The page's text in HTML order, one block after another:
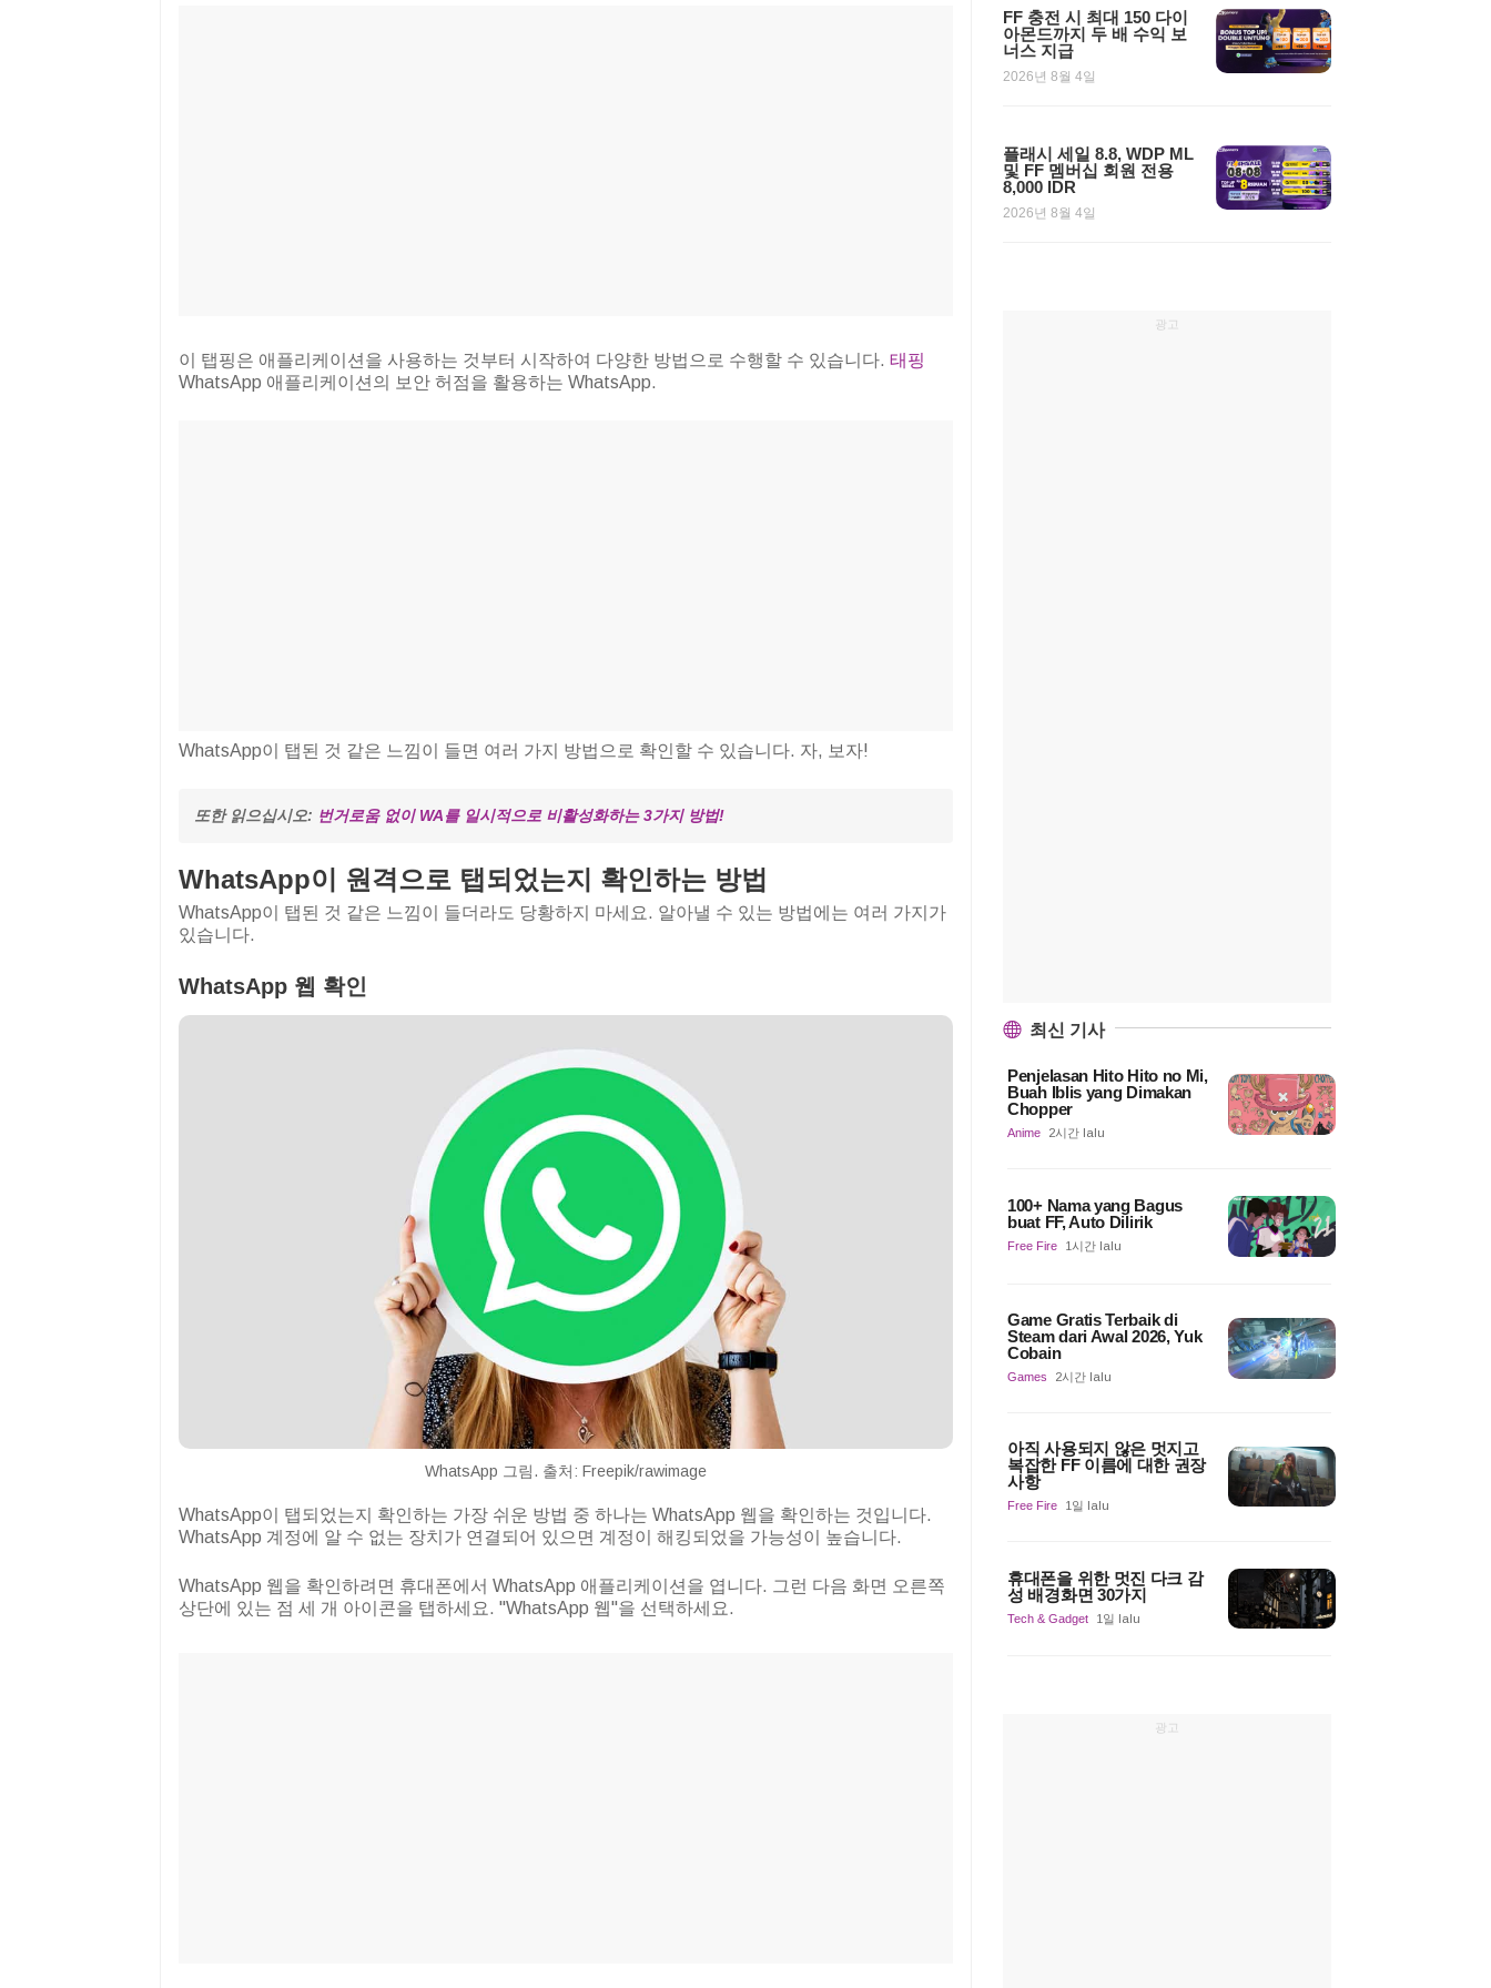
이 탭핑은 애플리케이션을 사용하는 것부터 시작하여 다양한 방법으로 수행할 수 있습니다. 태핑
WhatsApp 애플리케이션의 보안 허점을 활용하는 WhatsApp.
WhatsApp이 탭된 것 같은 느낌이 들면 여러 가지 방법으로 확인할 수 있습니다. 자, 보자!
또한 읽으십시오: 번거로움 없이 WA를 일시적으로 비활성화하는 3가지 방법!
WhatsApp이 원격으로 탭되었는지 확인하는 방법
WhatsApp이 탭된 것 같은 느낌이 들더라도 당황하지 마세요. 알아낼 수 있는 방법에는 여러 가지가
있습니다.
WhatsApp 웹 확인
WhatsApp 그림. 출처: Freepik/rawimage
WhatsApp이 탭되었는지 확인하는 가장 쉬운 방법 중 하나는 WhatsApp 웹을 확인하는 것입니다.
WhatsApp 계정에 알 수 없는 장치가 연결되어 있으면 계정이 해킹되었을 가능성이 높습니다.
WhatsApp 웹을 확인하려면 휴대폰에서 WhatsApp 애플리케이션을 엽니다. 그런 다음 화면 오른쪽
상단에 있는 점 세 개 아이콘을 탭하세요. "WhatsApp 웹"을 선택하세요.
FF 충전 시 최대 150 다이
아몬드까지 두 배 수익 보
너스 지급
2026년 8월 4일
플래시 세일 8.8, WDP ML
및 FF 멤버십 회원 전용
8,000 IDR
2026년 8월 4일
광고
최신 기사
Penjelasan Hito Hito no Mi,
Buah Iblis yang Dimakan
Chopper
Anime 2시간 lalu
100+ Nama yang Bagus
buat FF, Auto Dilirik
Free Fire 1시간 lalu
Game Gratis Terbaik di
Steam dari Awal 2026, Yuk
Cobain
Games 2시간 lalu
아직 사용되지 않은 멋지고
복잡한 FF 이름에 대한 권장
사항
Free Fire 1일 lalu
휴대폰을 위한 멋진 다크 감
성 배경화면 30가지
Tech & Gadget 1일 lalu
광고